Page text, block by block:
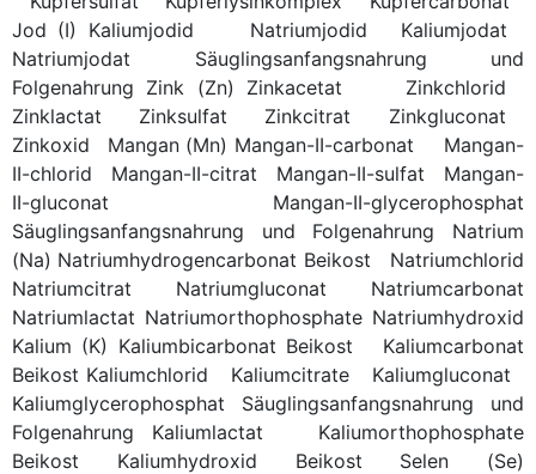
Jod (I)
Kaliumjodid Natriumjodid
Kaliumjodat
Natriumjodat
Säuglingsanfangsnahrung und
Folgenahrung Zink (Zn) Zinkacetat
Zinkchlorid
Zinklactat
Zinksulfat Zinkcitrat
Zinkgluconat
Zinkoxid
Mangan (Mn) Mangan-II-carbonat
Mangan-
II-chlorid
Mangan-II-citrat Mangan-II-sulfat
Mangan-
II-gluconat
Mangan-II-glycerophosphat
Säuglingsanfangsnahrung und Folgenahrung
Natrium
(Na) Natriumhydrogencarbonat Beikost
Natriumchlorid
Natriumcitrat
Natriumgluconat
Natriumcarbonat
Natriumlactat Natriumorthophosphate Natriumhydroxid
Kalium (K) Kaliumbicarbonat Beikost
Kaliumcarbonat
Beikost Kaliumchlorid Kaliumcitrate
Kaliumgluconat
Kaliumglycerophosphat
Säuglingsanfangsnahrung und
Folgenahrung
Kaliumlactat
Kaliumorthophosphate
Beikost
Kaliumhydroxid Beikost
Selen (Se)